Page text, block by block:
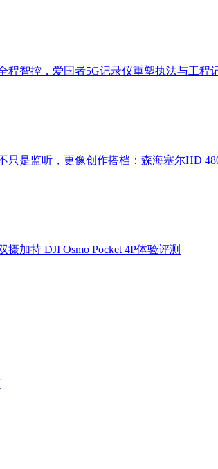
程智控，爱国者5G记录仪重塑执法与工程
只是监听，更像创作搭档：森海塞尔HD
摄加持 DJI Osmo Pocket 4P体验评测